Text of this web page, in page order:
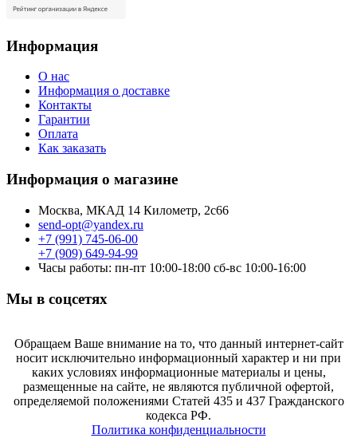
Информация
О нас
Информация о доставке
Контакты
Гарантии
Оплата
Как заказать
Информация о магазине
Москва, МКАД 14 Километр, 2с66
send-opt@yandex.ru
+7 (991) 745-06-00
+7 (909) 649-94-99
Часы работы: пн-пт 10:00-18:00 сб-вс 10:00-16:00
Мы в соцсетях
Обращаем Ваше внимание на то, что данный интернет-сайт
носит исключительно информационный характер и ни при
каких условиях информационные материалы и цены,
размещенные на сайте, не являются публичной офертой,
определяемой положениями Статей 435 и 437 Гражданского
кодекса РФ.
Политика конфиденциальности